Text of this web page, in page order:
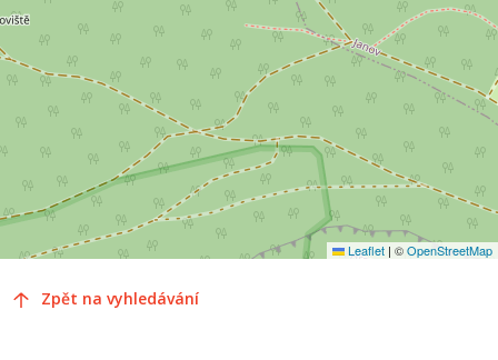
Leaflet | ©OpenStreetMap
Zpět na vyhledávání